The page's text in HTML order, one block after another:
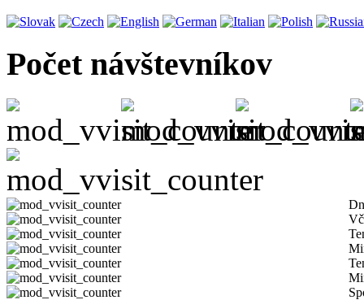
Počet návštevníkov